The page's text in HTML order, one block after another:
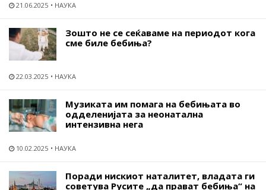
21.06.2025 НАУКА
Зошто не се сеќаваме на периодот кога
сме биле бебиња?
22.03.2025 НАУКА
Музиката им помага на бебињата во
одделенијата за неонатална
интензивна нега
10.02.2025 НАУКА
Поради нискиот наталитет, владата ги
советува Русите „да прават бебиња“ на